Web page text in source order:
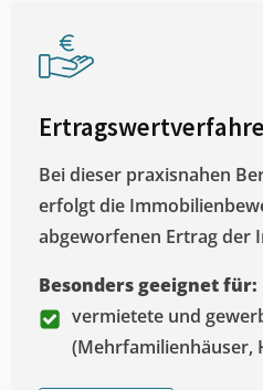
Bei dieser praxisnahen
erfolgt die
abgeworfenen Ertrag der
Besonders geeignet für:
vermietete und
(Mehrfamilienhäuser,